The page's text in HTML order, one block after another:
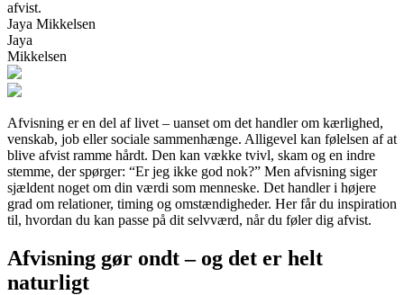
afvist.
Jaya Mikkelsen
Jaya
Mikkelsen
Afvisning er en del af livet – uanset om det handler om kærlighed,
venskab, job eller sociale sammenhænge. Alligevel kan følelsen af at
blive afvist ramme hårdt. Den kan vække tvivl, skam og en indre
stemme, der spørger: “Er jeg ikke god nok?” Men afvisning siger
sjældent noget om din værdi som menneske. Det handler i højere
grad om relationer, timing og omstændigheder. Her får du inspiration
til, hvordan du kan passe på dit selvværd, når du føler dig afvist.
Afvisning gør ondt – og det er helt
naturligt